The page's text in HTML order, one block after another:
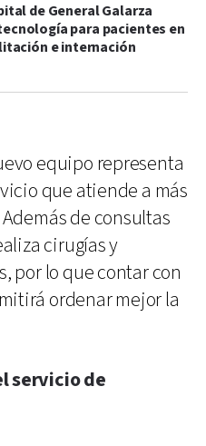
de General Galarza
para pacientes en
e internación
equipo representa
que atiende a más
de consultas
cirugías y
por lo que contar con
ordenar mejor la
servicio de